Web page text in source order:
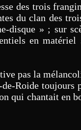
des trois
du clan des
» ; sur
en
pas la
Roide toujours
qui chantait en